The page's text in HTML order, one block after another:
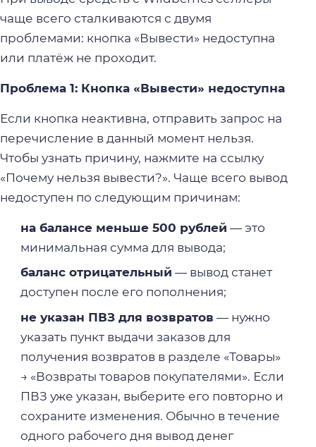
чаще всего сталкиваются с двумя
проблемами: кнопка «Вывести» недоступна
или платёж не проходит.
Проблема 1: Кнопка «Вывести» недоступна
Если кнопка неактивна, отправить запрос на
перечисление в данный момент нельзя.
Чтобы узнать причину, нажмите на ссылку
«Почему нельзя вывести?». Чаще всего вывод
недоступен по следующим причинам:
на балансе меньше 500 рублей — это
минимальная сумма для вывода;
баланс отрицательный — вывод станет
доступен после его пополнения;
не указан ПВЗ для возвратов — нужно
указать пункт выдачи заказов для
получения возвратов в разделе «Товары»
→ «Возвраты товаров покупателями». Если
ПВЗ уже указан, выберите его повторно и
сохраните изменения. Обычно в течение
одного рабочего дня вывод денег